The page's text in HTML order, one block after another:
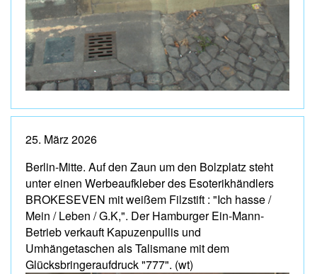
25. März 2026
Berlin-Mitte. Auf den Zaun um den Bolzplatz steht
unter einen Werbeaufkleber des Esoterikhändlers
BROKESEVEN mit weißem Filzstift : "Ich hasse /
Mein / Leben / G.K,". Der Hamburger Ein-Mann-
Betrieb verkauft Kapuzenpullis und
Umhängetaschen als Talismane mit dem
Glücksbringeraufdruck "777". (wt)